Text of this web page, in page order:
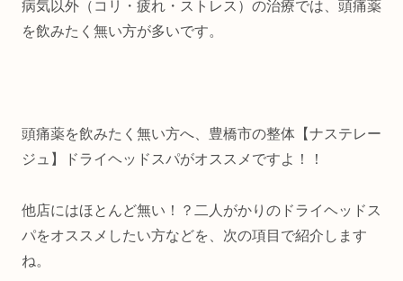
病気以外（コリ・疲れ・ストレス）の治療では、頭痛薬
を飲みたく無い方が多いです。
頭痛薬を飲みたく無い方へ、豊橋市の整体【ナステレー
ジュ】ドライヘッドスパがオススメですよ！！
他店にはほとんど無い！？二人がかりのドライヘッドス
パをオススメしたい方などを、次の項目で紹介します
ね。